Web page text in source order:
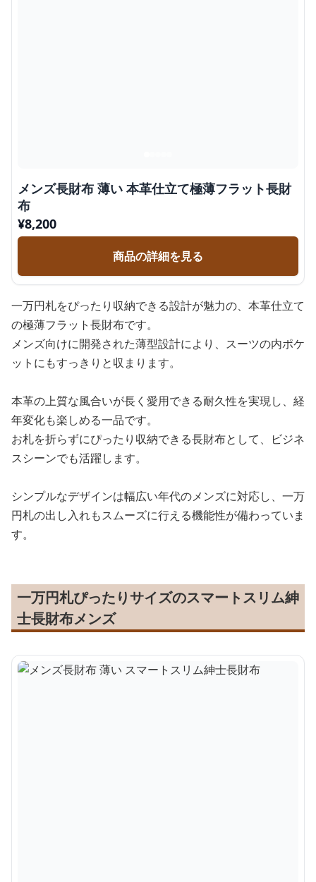
メンズ長財布 薄い 本革仕立て極薄フラット長財
布
¥8,200
商品の詳細を見る
一万円札をぴったり収納できる設計が魅力の、本革仕立て
の極薄フラット長財布です。
メンズ向けに開発された薄型設計により、スーツの内ポケ
ットにもすっきりと収まります。
本革の上質な風合いが長く愛用できる耐久性を実現し、経
年変化も楽しめる一品です。
お札を折らずにぴったり収納できる長財布として、ビジネ
スシーンでも活躍します。
シンプルなデザインは幅広い年代のメンズに対応し、一万
円札の出し入れもスムーズに行える機能性が備わっていま
す。
一万円札ぴったりサイズのスマートスリム紳
士長財布メンズ